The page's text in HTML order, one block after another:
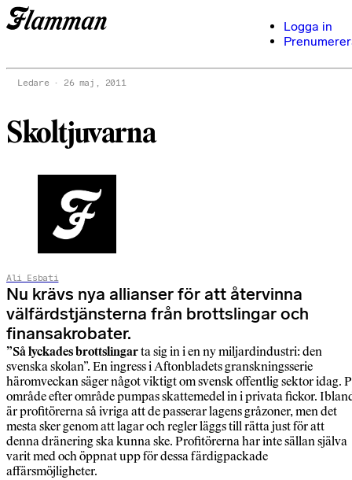
Logga in
Ledare 26 maj, 2011
Skoltjuvarna
Ali Esbati
Nu krävs nya allianser för att återvinna
välfärdstjänsterna från brottslingar och
finansakrobater.
”Så lyckades brottslingarta sig in i en ny miljardindustri: den
svenska skolan”. En ingress i Aftonbladets granskningsserie
häromveckan säger något viktigt om svensk offentlig sektor idag.
område efter område pumpas skattemedel in i privata fickor.
är profitörerna så ivriga att de passerar lagens gråzoner, men det
mesta sker genom att lagar och regler läggs till rätta just för att
denna dränering ska kunna ske. Profitörerna har inte sällan själva
varit med och öppnat upp för dessa färdigpackade
affärsmöjligheter.